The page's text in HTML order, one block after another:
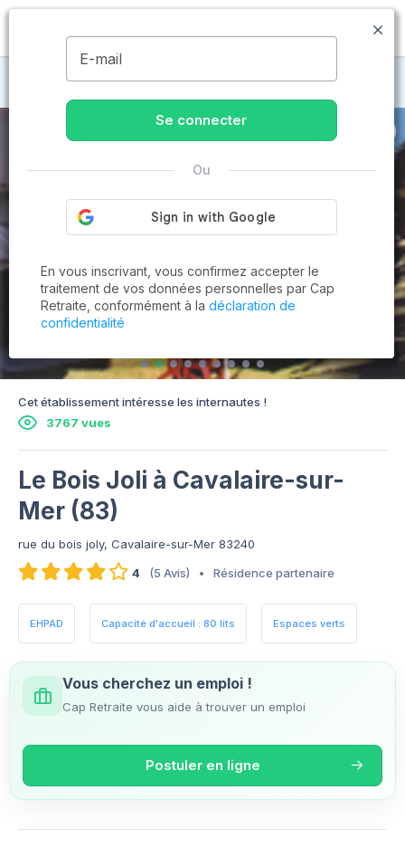
MENU
Maisons de retraite à Cavalaire-sur-Mer
Cet établissement intéresse les internautes !
3767 vues
Le Bois Joli à Cavalaire-sur-
Mer (83)
rue du bois joly, Cavalaire-sur-Mer 83240
4
(5 Avis) • Résidence partenaire
EHPAD Capacité d'accueil : 80 lits Espaces verts
Vous cherchez un emploi !
Cap Retraite vous aide à trouver un emploi
Postuler en ligne
E-mail
Se connecter
Ou
En vous inscrivant, vous confirmez accepter le
traitement de vos données personnelles par Cap
Retraite, conformément à la déclaration de
confidentialité